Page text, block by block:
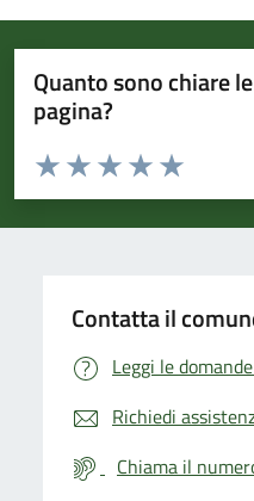
Quanto sono chiare
pagina?
Valuta da 1 a 5 stelle la pagina
Valuta 5
Valuta 4 stelle
Valuta 3 stelle su 5
Valuta 2 stelle su 5
Valuta 1 stelle su 5
Contatta il
Leggi le
Richiedi
Chiama il